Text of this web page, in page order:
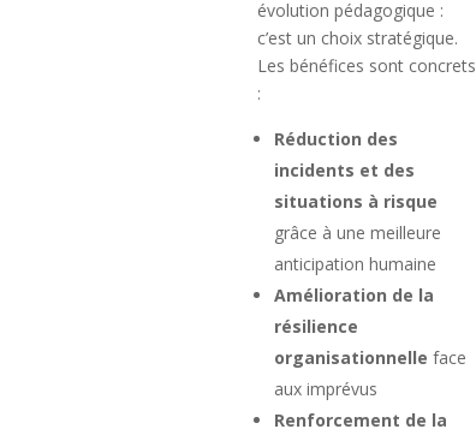
évolution pédagogique :
c’est un choix stratégique.
Les bénéfices sont concrets
:
Réduction des
incidents et des
situations à risque
grâce à une meilleure
anticipation humaine
Amélioration de la
résilience
organisationnelle face
aux imprévus
Renforcement de la